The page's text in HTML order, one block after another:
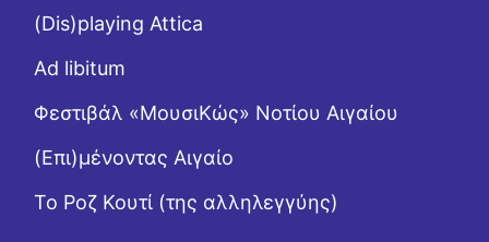
(Dis)playing Attica
Ad libitum
Φεστιβάλ «ΜουσιΚώς» Νοτίου Αιγαίου
(Επι)μένοντας Αιγαίο
Το Ροζ Κουτί (της αλληλεγγύης)